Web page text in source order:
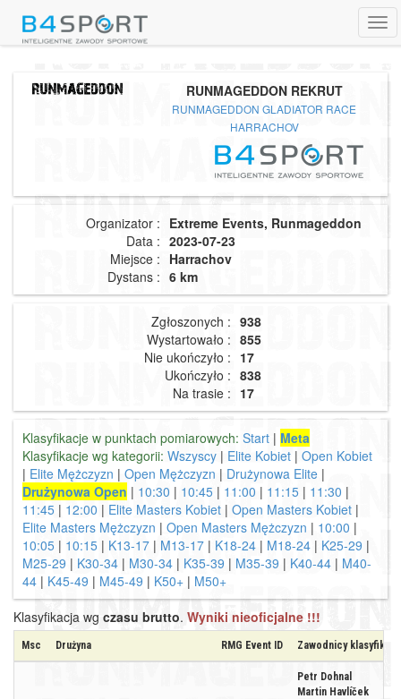
RUNMAGEDDON REKRUT
RUNMAGEDDON GLADIATOR RACE
HARRACHOV
Organizator : Extreme Events, Runmageddon
Data : 2023-07-23
Miejsce : Harrachov
Dystans : 6 km
Zgłoszonych : 938
Wystartowało : 855
Nie ukończyło : 17
Ukończyło : 838
Na trasie : 17
Klasyfikacje w punktach pomiarowych: Start | Meta
Klasyfikacje wg kategorii: Wszyscy | Elite Kobiet | Open Kobiet
| Elite Mężczyzn | Open Mężczyzn | Drużynowa Elite |
Drużynowa Open | 10:30 | 10:45 | 11:00 | 11:15 | 11:30 |
11:45 | 12:00 | Elite Masters Kobiet | Open Masters Kobiet |
Elite Masters Mężczyzn | Open Masters Mężczyzn | 10:00 |
10:05 | 10:15 | K13-17 | M13-17 | K18-24 | M18-24 | K25-29 |
M25-29 | K30-34 | M30-34 | K35-39 | M35-39 | K40-44 | M40-
44 | K45-49 | M45-49 | K50+ | M50+
Klasyfikacja wg czasu brutto. Wyniki nieoficjalne !!!
Msc Drużyna RMG Event ID Zawodnicy
Petr Dohnal
Martin Havlíček